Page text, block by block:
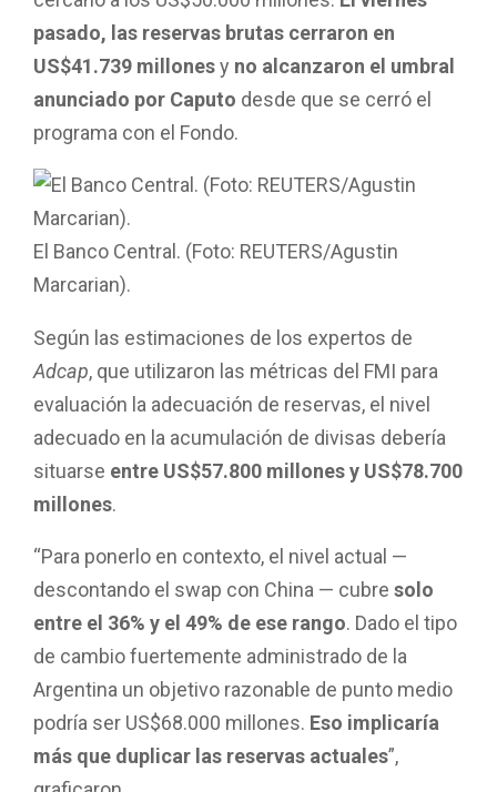
pasado, las reservas brutas cerraron en
US$41.739 millonesy no alcanzaron el umbral
anunciado por Caputo desde que se cerró el
programa con el Fondo.
El Banco Central. (Foto: REUTERS/Agustin
Marcarian).
Según las estimaciones de los expertos de
Adcap, que utilizaron las métricas del FMI para
evaluación la adecuación de reservas, el nivel
adecuado en la acumulación de divisas debería
situarse entre US$57.800 millones y US$78.700
millones.
“Para ponerlo en contexto, el nivel actual —
descontando el swap con China — cubre solo
entre el 36% y el 49% de ese rango. Dado el tipo
de cambio fuertemente administrado de la
Argentina un objetivo razonable de punto medio
podría ser US$68.000 millones. Eso implicaría
más que duplicar las reservas actuales”,